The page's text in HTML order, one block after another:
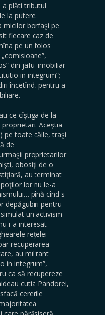
a plăti tributul
la putere.
micilor borfaşi pe
fiecare caz de
pe un folos
din jaful imobiliar
in integrum”;
încetînd, pentru a
ce cîştiga de la
Aceștia
pe toate căile, traşi
de
proprietarilor
obosiţi de o
au terminat
lor nu le-a
pînă cînd s-
depăgubiri pentru
un activism
i-a interesat
reţelei-
recuperarea
au militant
in integrum”,
ca să recupereze
cutia Pandorei,
cererile